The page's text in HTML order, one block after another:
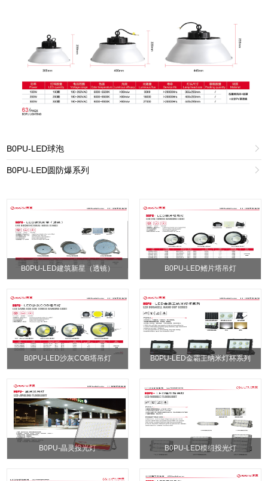
B0PU-LED球泡 
B0PU-LED圆防爆系列 
B0PU-LED建筑新星（透镜） B0PU-LED鳍片塔吊灯
B0PU-LED沙灰COB塔吊灯 B0PU-LED金霸王纳米灯杯系列
B0PU-晶灵投光灯 B0PU-LED模组投光灯